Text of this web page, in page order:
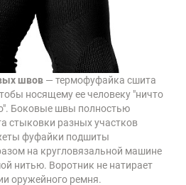
швов — термофуфайка сшита
носящему ее человеку "ничто
Боковые швы полностью
стыковки разных участков
фуфайки подшиты
на кругловязальной машине
нитью. Воротник не натирает
оружейного ремня.